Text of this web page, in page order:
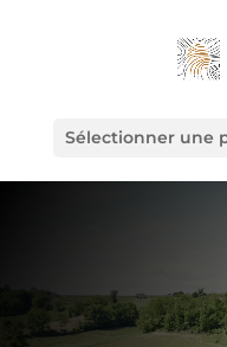
Sélectionner une